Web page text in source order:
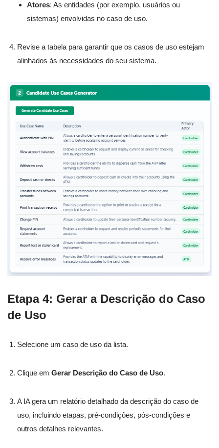
Atores: As entidades (por exemplo, usuários ou
sistemas) envolvidas no caso de uso.
Revise a tabela para garantir que os casos de uso estejam
alinhados às necessidades do seu sistema.
Etapa 4: Gerar a Descrição do Caso
de Uso
Selecione um caso de uso da lista.
Clique em Gerar Descrição do Caso de Uso.
A IA gera um relatório detalhado da descrição do caso de
uso, incluindo etapas, pré-condições, pós-condições e
outros detalhes relevantes.